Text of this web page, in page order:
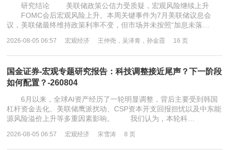
研究结论 美联储政策公信力受质疑，宏观风险继续上升
FOMC会后宏观风险上升。本周关键事件为7月美联储议息会
议，美联储最终维持政策利率不变，但市场并未按照“加息未落…
2026-08-05 06:57 宏观经济 王仲尧，吴泽青，孙金霞 16 页
国金证券-宏观专题研究报告：科技调整接近尾声？下一阶段
如何配置？-260804
6月以来，全球AI资产经历了一轮明显调整，背后主要受到韩国
杠杆资金去化、美联储鹰派扰动、CSP资本开支回报担忧以及中东能
源风险溢价上升等多重因素影响。 我们认为，本轮科…
2026-08-05 06:57 宏观经济 宋雪涛 8 页